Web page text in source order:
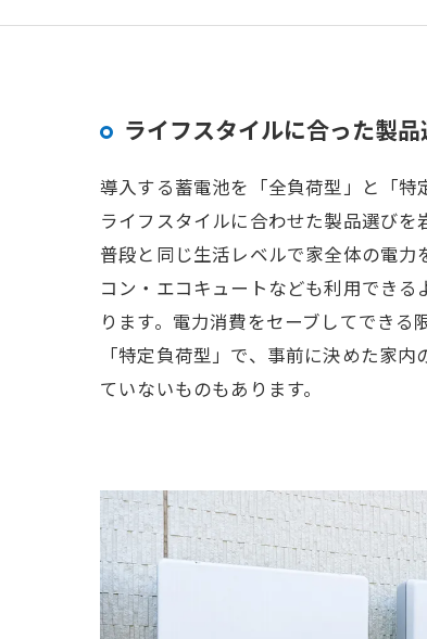
ライフスタイルに合った製
導入する蓄電池を「全負荷型」と「特
ライフスタイルに合わせた製品選び
普段と同じ生活レベルで家全体の電
コン・エコキュートなども利用でき
ります。電力消費をセーブしてでき
「特定負荷型」で、事前に決めた家
ていないものもあります。